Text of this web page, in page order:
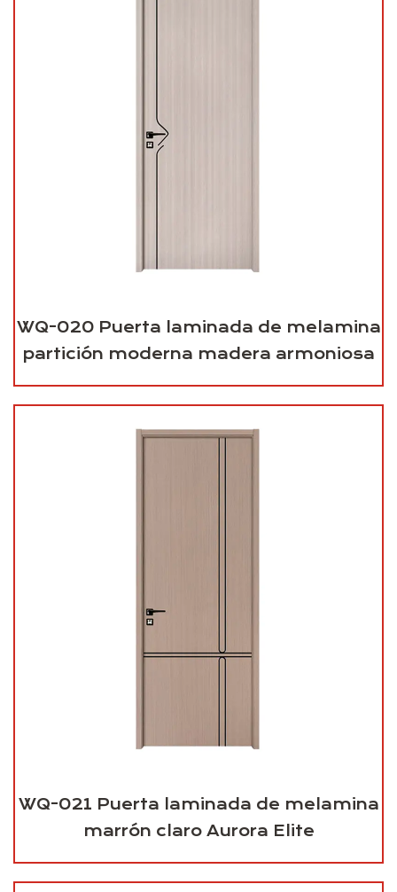
WQ-020 Puerta laminada de melamina
partición moderna madera armoniosa
WQ-021 Puerta laminada de melamina
marrón claro Aurora Elite